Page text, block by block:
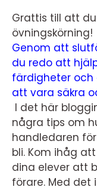
Grattis till att
övningskörning!
Genom att
du redo att
färdigheter och
att vara säkra
I det här
några tips om
handledaren
bli. Kom ihåg
dina elever att
förare. Med det